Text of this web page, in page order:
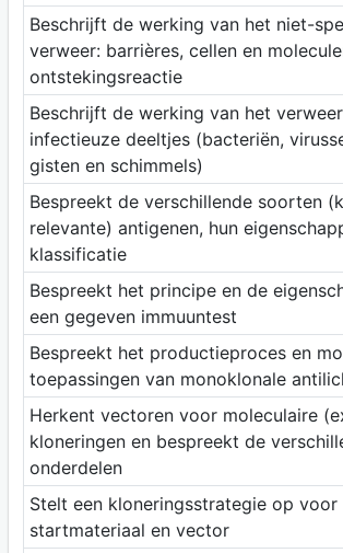
Beschrijft de werking van het niet-
verweer: barrières, cellen en
ontstekingsreactie
Beschrijft de werking van het
infectieuze deeltjes (bacteriën,
gisten en schimmels)
Bespreekt de verschillende soorten
relevante) antigenen, hun
klassificatie
Bespreekt het principe en de
een gegeven immuuntest
Bespreekt het productieproces en
toepassingen van monoklonale
Herkent vectoren voor moleculaire
kloneringen en bespreekt de
onderdelen
Stelt een kloneringsstrategie op voor
startmateriaal en vector